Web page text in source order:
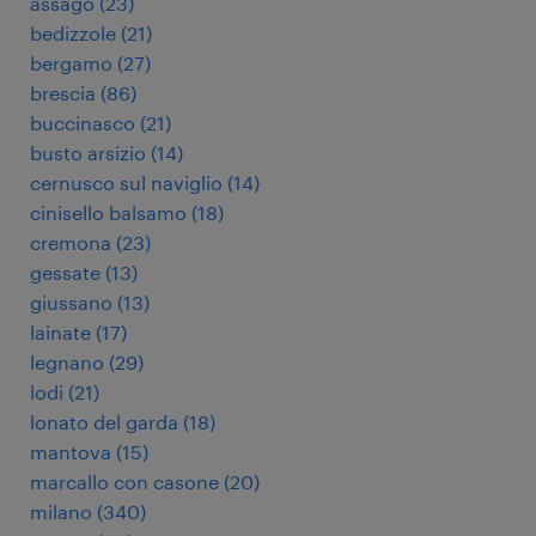
bedizzole (21)
bergamo (27)
brescia (86)
buccinasco (21)
busto arsizio (14)
cernusco sul naviglio (14)
cinisello balsamo (18)
cremona (23)
gessate (13)
giussano (13)
lainate (17)
legnano (29)
lodi (21)
lonato del garda (18)
mantova (15)
marcallo con casone (20)
milano (340)